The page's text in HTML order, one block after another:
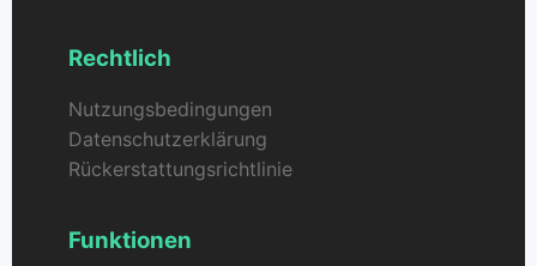
Rechtlich
Nutzungsbedingungen
Datenschutzerklärung
Rückerstattungsrichtlinie
Funktionen